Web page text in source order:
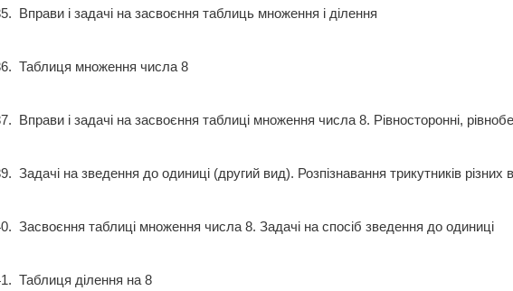
Вправи і задачі на засвоєння таблиць множення і ділення
Таблиця множення числа 8
Вправи і задачі на засвоєння таблиці множення числа 8. Рівносторонні,
Задачі на зведення до одиниці (другий вид). Розпізнавання трикутників
Засвоєння таблиці множення числа 8. Задачі на спосіб зведення до одиниці
Таблиця ділення на 8